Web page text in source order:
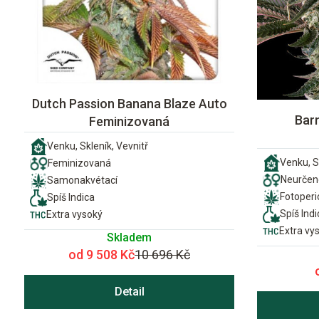
Dutch Passion Banana Blaze Auto
Feminizovaná
Venku, Skleník, Vevnitř
Feminizovaná
Samonakvétací
Spíš Indica
Extra vysoký
Skladem
od 9 508 Kč10 696 Kč
Detail
Venku,
Spíš
Extra